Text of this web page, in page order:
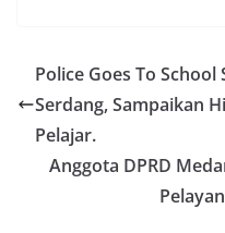
Police Goes To
Serdang, Sampaikan
Pelajar.
Anggota DPRD